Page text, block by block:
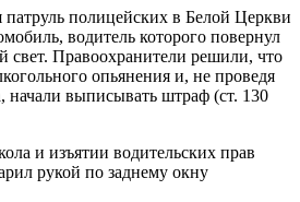
патруль полицейских в Белой Церкви
водитель которого повернул
свет. Правоохранители решили, что
опьянения и, не проведя
начали выписывать штраф (ст. 130
и изъятии водительских прав
рукой по заднему окну